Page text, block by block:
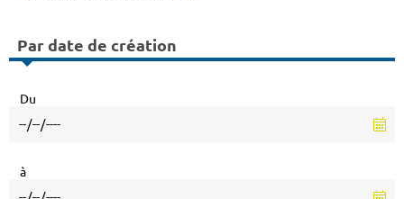
Par date de création
Du
à